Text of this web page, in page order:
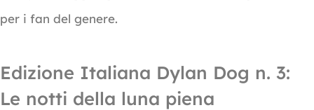
per i fan del genere.
Edizione Italiana Dylan Dog n. 3:
Le notti della luna piena